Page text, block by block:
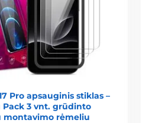
Pro apsauginis stiklas –
Pack 3 vnt. grūdinto
montavimo rėmeliu